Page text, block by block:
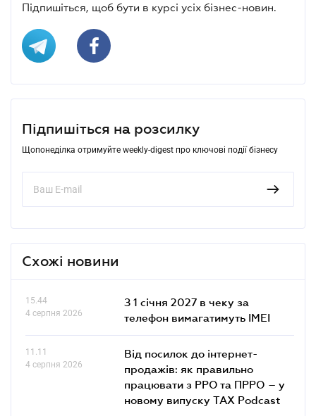
Підпишіться, щоб бути в курсі усіх бізнес-новин.
Підпишіться на розсилку
Щопонеділка отримуйте weekly-digest про ключові події бізнесу
Схожі новини
15.44
4 серпня 2026
З 1 січня 2027 в чеку за
телефон вимагатимуть IMEI
11.11
4 серпня 2026
Від посилок до інтернет-
продажів: як правильно
працювати з РРО та ПРРО – у
новому випуску TAX Podcast